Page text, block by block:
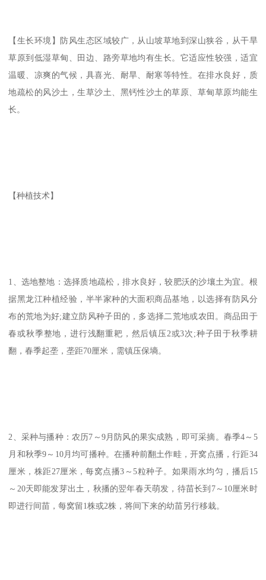
【生长环境】防风生态区域较广，从山坡草地到深山狭谷，从干旱
草原到低湿草甸、田边、路旁草地均有生长。它适应性较强，适宜
温暖、凉爽的气候，具喜光、耐旱、耐寒等特性。在排水良好，质
地疏松的风沙土，生草沙土、黑钙性沙土的草原、草甸草原均能生
长。
【种植技术】
1、选地整地：选择质地疏松，排水良好，较肥沃的沙壤土为宜。根
据黑龙江种植经验，半半家种的大面积商品基地，以选择有防风分
布的荒地为好;建立防风种子田的，多选择二荒地或农田。商品田于
春或秋季整地，进行浅翻重耙，然后镇压2或3次;种子田于秋季耕
翻，春季起垄，垄距70厘米，需镇压保墒。
2、采种与播种：农历7～9月防风的果实成熟，即可采摘。春季4～5
月和秋季9～10月均可播种。在播种前翻土作畦，开窝点播，行距34
厘米，株距27厘米，每窝点播3～5粒种子。如果雨水均匀，播后15
～20天即能发芽出土，秋播的翌年春天萌发，待苗长到7～10厘米时
即进行间苗，每窝留1株或2株，将间下来的幼苗另行移栽。